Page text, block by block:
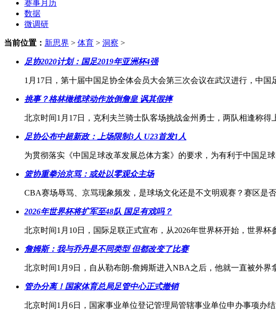
赛事月历
数据
微调研
当前位置： 新思界 > 体育 > 洞察 >
足协2020计划：国足2019年亚洲杯4强
1月17日，第十届中国足协全体会员大会第三次会议在武汉进行，中
挑事？格林橄榄球动作放倒詹皇 讽其假摔
北京时间1月17日，克利夫兰骑士队客场挑战金州勇士，两队相逢称
足协公布中超新政：上场限制3人 U23首发1人
为贯彻落实《中国足球改革发展总体方案》的要求，为有利于中国足
篮协重拳治京骂：或处以零观众主场
CBA赛场辱骂、京骂现象频发，是球场文化还是不文明观赛？赛区是
2026年世界杯将扩军至48队 国足有戏吗？
北京时间1月10日，国际足联正式宣布，从2026年世界杯开始，世界杯
詹姆斯：我与乔丹是不同类型 但都改变了比赛
北京时间1月9日，自从勒布朗-詹姆斯进入NBA之后，他就一直被外
管办分离！国家体育总局足管中心正式撤销
北京时间1月6日，国家事业单位登记管理局管辖事业单位申办事项办